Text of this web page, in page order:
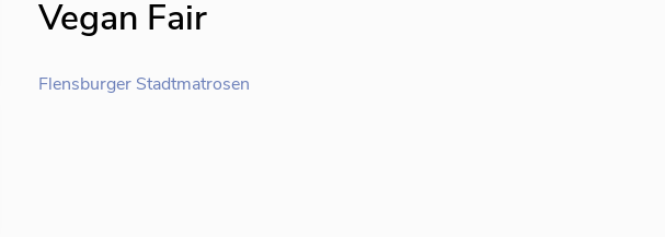
Vegan Fair
Flensburger Stadtmatrosen